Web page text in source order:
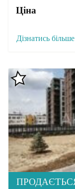
Ціна
Дізнатись більше